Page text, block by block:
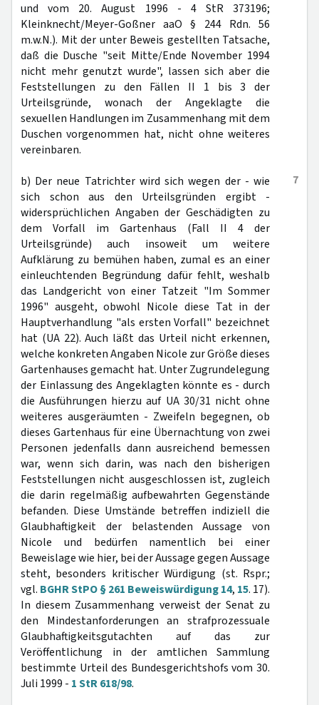
und vom 20. August 1996 - 4 StR 373196;
Kleinknecht/Meyer-Goßner aaO § 244 Rdn. 56
m.w.N.). Mit der unter Beweis gestellten Tatsache,
daß die Dusche "seit Mitte/Ende November 1994
nicht mehr genutzt wurde", lassen sich aber die
Feststellungen zu den Fällen II 1 bis 3 der
Urteilsgründe, wonach der Angeklagte die
sexuellen Handlungen im Zusammenhang mit dem
Duschen vorgenommen hat, nicht ohne weiteres
vereinbaren.
7
b) Der neue Tatrichter wird sich wegen der - wie
sich schon aus den Urteilsgründen ergibt -
widersprüchlichen Angaben der Geschädigten zu
dem Vorfall im Gartenhaus (Fall II 4 der
Urteilsgründe) auch insoweit um weitere
Aufklärung zu bemühen haben, zumal es an einer
einleuchtenden Begründung dafür fehlt, weshalb
das Landgericht von einer Tatzeit "Im Sommer
1996" ausgeht, obwohl Nicole diese Tat in der
Hauptverhandlung "als ersten Vorfall" bezeichnet
hat (UA 22). Auch läßt das Urteil nicht erkennen,
welche konkreten Angaben Nicole zur Größe dieses
Gartenhauses gemacht hat. Unter Zugrundelegung
der Einlassung des Angeklagten könnte es - durch
die Ausführungen hierzu auf UA 30/31 nicht ohne
weiteres ausgeräumten - Zweifeln begegnen, ob
dieses Gartenhaus für eine Übernachtung von zwei
Personen jedenfalls dann ausreichend bemessen
war, wenn sich darin, was nach den bisherigen
Feststellungen nicht ausgeschlossen ist, zugleich
die darin regelmäßig aufbewahrten Gegenstände
befanden. Diese Umstände betreffen indiziell die
Glaubhaftigkeit der belastenden Aussage von
Nicole und bedürfen namentlich bei einer
Beweislage wie hier, bei der Aussage gegen Aussage
steht, besonders kritischer Würdigung (st. Rspr.;
vgl. BGHR StPO § 261 Beweiswürdigung 14, 15. 17).
In diesem Zusammenhang verweist der Senat zu
den Mindestanforderungen an strafprozessuale
Glaubhaftigkeitsgutachten auf das zur
Veröffentlichung in der amtlichen Sammlung
bestimmte Urteil des Bundesgerichtshofs vom 30.
Juli 1999 - 1 StR 618/98.